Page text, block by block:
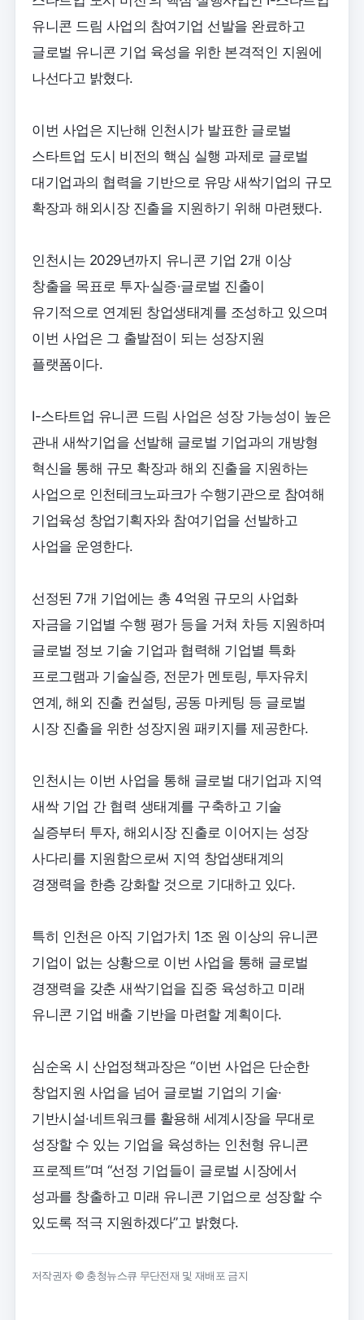
유니콘 드림 사업의 참여기업 선발을 완료하고
글로벌 유니콘 기업 육성을 위한 본격적인 지원에
나선다고 밝혔다.
이번 사업은 지난해 인천시가 발표한 글로벌
스타트업 도시 비전의 핵심 실행 과제로 글로벌
대기업과의 협력을 기반으로 유망 새싹기업의 규모
확장과 해외시장 진출을 지원하기 위해 마련됐다.
인천시는 2029년까지 유니콘 기업 2개 이상
창출을 목표로 투자·실증·글로벌 진출이
유기적으로 연계된 창업생태계를 조성하고 있으며
이번 사업은 그 출발점이 되는 성장지원
플랫폼이다.
I-스타트업 유니콘 드림 사업은 성장 가능성이 높은
관내 새싹기업을 선발해 글로벌 기업과의 개방형
혁신을 통해 규모 확장과 해외 진출을 지원하는
사업으로 인천테크노파크가 수행기관으로 참여해
기업육성 창업기획자와 참여기업을 선발하고
사업을 운영한다.
선정된 7개 기업에는 총 4억원 규모의 사업화
자금을 기업별 수행 평가 등을 거쳐 차등 지원하며
글로벌 정보 기술 기업과 협력해 기업별 특화
프로그램과 기술실증, 전문가 멘토링, 투자유치
연계, 해외 진출 컨설팅, 공동 마케팅 등 글로벌
시장 진출을 위한 성장지원 패키지를 제공한다.
인천시는 이번 사업을 통해 글로벌 대기업과 지역
새싹 기업 간 협력 생태계를 구축하고 기술
실증부터 투자, 해외시장 진출로 이어지는 성장
사다리를 지원함으로써 지역 창업생태계의
경쟁력을 한층 강화할 것으로 기대하고 있다.
특히 인천은 아직 기업가치 1조 원 이상의 유니콘
기업이 없는 상황으로 이번 사업을 통해 글로벌
경쟁력을 갖춘 새싹기업을 집중 육성하고 미래
유니콘 기업 배출 기반을 마련할 계획이다.
심순옥 시 산업정책과장은 “이번 사업은 단순한
창업지원 사업을 넘어 글로벌 기업의 기술·
기반시설·네트워크를 활용해 세계시장을 무대로
성장할 수 있는 기업을 육성하는 인천형 유니콘
프로젝트”며 “선정 기업들이 글로벌 시장에서
성과를 창출하고 미래 유니콘 기업으로 성장할 수
있도록 적극 지원하겠다”고 밝혔다.
저작권자 © 충청뉴스큐 무단전재 및 재배포 금지